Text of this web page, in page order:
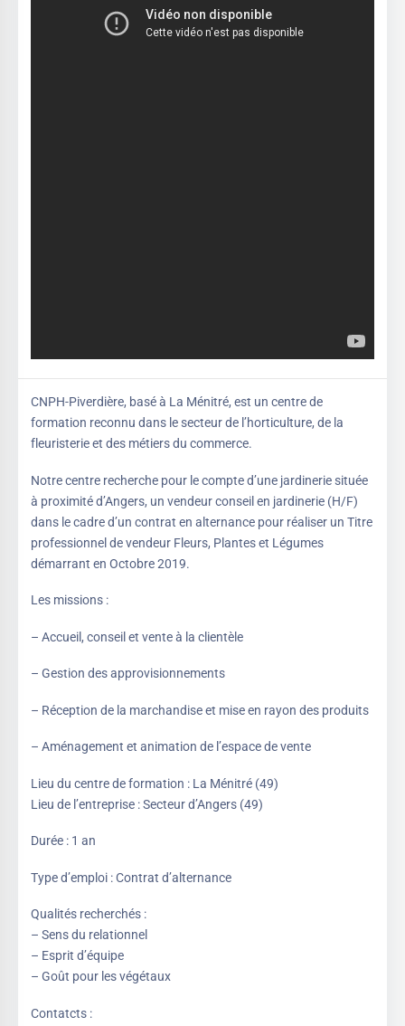
CNPH-Piverdière, basé à La Ménitré, est un centre de
formation reconnu dans le secteur de l’horticulture, de la
fleuristerie et des métiers du commerce.
Notre centre recherche pour le compte d’une jardinerie située
à proximité d’Angers, un vendeur conseil en jardinerie (H/F)
dans le cadre d’un contrat en alternance pour réaliser un Titre
professionnel de vendeur Fleurs, Plantes et Légumes
démarrant en Octobre 2019.
Les missions :
– Accueil, conseil et vente à la clientèle
– Gestion des approvisionnements
– Réception de la marchandise et mise en rayon des produits
– Aménagement et animation de l’espace de vente
Lieu du centre de formation : La Ménitré (49)
Lieu de l’entreprise : Secteur d’Angers (49)
Durée : 1 an
Type d’emploi : Contrat d’alternance
Qualités recherchés :
– Sens du relationnel
– Esprit d’équipe
– Goût pour les végétaux
Contatcts :